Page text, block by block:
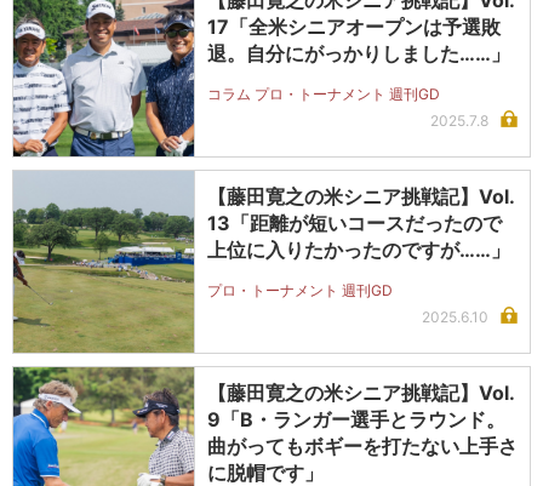
17「全米シニアオープンは予選敗
退。自分にがっかりしました……」
コラム プロ・トーナメント 週刊GD
2025.7.8
【藤田寛之の米シニア挑戦記】Vol.
13「距離が短いコースだったので
上位に入りたかったのですが……」
プロ・トーナメント 週刊GD
2025.6.10
【藤田寛之の米シニア挑戦記】Vol.
9「B・ランガー選手とラウンド。
曲がってもボギーを打たない上手さ
に脱帽です」